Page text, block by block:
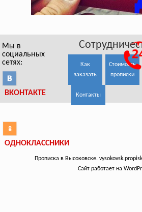
Мы в
социальных
сетях:
ВКОНТАКТЕ
ОДНОКЛАССНИКИ
Как
заказать
Стоимость
прописки
Контакты
Прописка в Высоковске.
Сайт работает на